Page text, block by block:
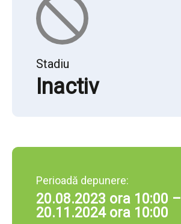
Stadiu
Inactiv
Perioadă depunere:
20.08.2023 ora 10:00 –
20.11.2024 ora 10:00